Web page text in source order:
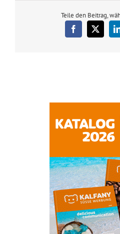
Teile den Beitrag,
Facebook
X